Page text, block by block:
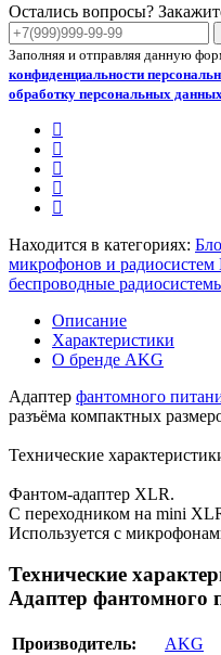
Остались вопросы?
Заполняя и отправляя данную
конфиденциальности
обработку персональных данных
Находится в категориях:
микрофонов и радиосистем
беспроводные
Описание
Характеристики
О бренде AKG
Адаптер фантомного
разъёма компактных
Технические
Фантом-адаптер XLR.
С переходником на mini
Используется с
Технические
Адаптер фантомного
Производитель:
AKG